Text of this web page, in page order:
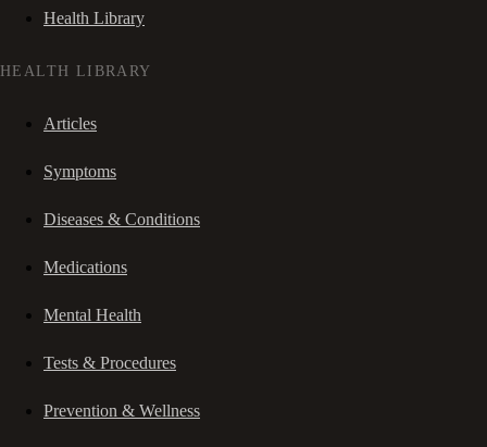
Health Library
HEALTH LIBRARY
Articles
Symptoms
Diseases & Conditions
Medications
Mental Health
Tests & Procedures
Prevention & Wellness